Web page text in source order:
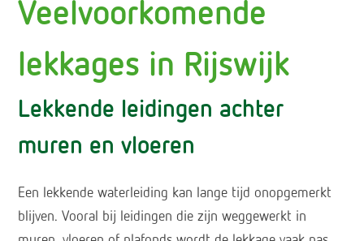
Veelvoorkomende
lekkages in Rijswijk
Lekkende leidingen achter
muren en vloeren
Een lekkende waterleiding kan lange tijd onopgemerkt
blijven. Vooral bij leidingen die zijn weggewerkt in